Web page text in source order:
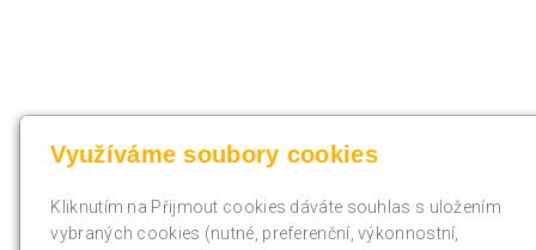
Využíváme soubory cookies
Kliknutím na Přijmout cookies dáváte souhlas s uložením
vybraných cookies (nutné, preferenční, výkonnostní,